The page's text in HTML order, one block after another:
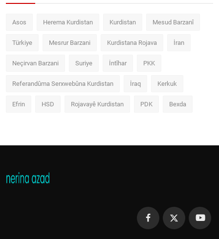
Asos Herema Kurdistan Kurdistan Mesud Barzanî
Türkiye Mesrur Barzani Kurdistana Rojava İran
Neçirvan Barzani Suriye İntîhar PKK
Referandûma Serxwebûna Kurdistan İraq Kerkuk
Efrin HSD Rojavayê Kurdistan PDK Bexda